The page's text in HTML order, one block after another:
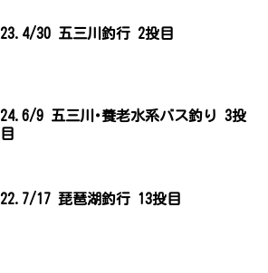
23.4/30 五三川釣行 2投目
24.6/9 五三川･養老水系バス釣り 3投
目
22.7/17 琵琶湖釣行 13投目